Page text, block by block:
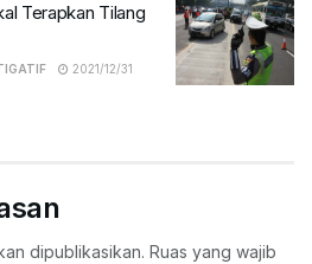
Terapkan Tilang
2021/12/31
dipublikasikan. Ruas yang wajib